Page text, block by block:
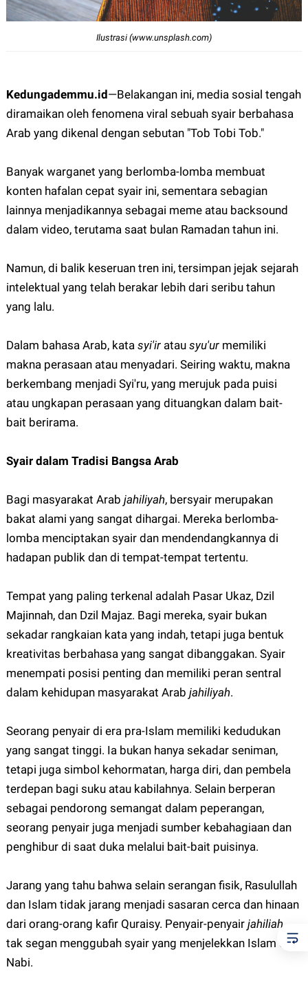
Ilustrasi (www.unsplash.com)
Kedungademmu.id—Belakangan ini, media sosial tengah
diramaikan oleh fenomena viral sebuah syair berbahasa
Arab yang dikenal dengan sebutan "Tob Tobi Tob."
Banyak warganet yang berlomba-lomba membuat
konten hafalan cepat syair ini, sementara sebagian
lainnya menjadikannya sebagai meme atau backsound
dalam video, terutama saat bulan Ramadan tahun ini.
Namun, di balik keseruan tren ini, tersimpan jejak sejarah
intelektual yang telah berakar lebih dari seribu tahun
yang lalu.
Dalam bahasa Arab, kata syi'ir atau syu'ur memiliki
makna perasaan atau menyadari. Seiring waktu, makna
berkembang menjadi Syi'ru, yang merujuk pada puisi
atau ungkapan perasaan yang dituangkan dalam bait-
bait berirama.
Syair dalam Tradisi Bangsa Arab
Bagi masyarakat Arab jahiliyah, bersyair merupakan
bakat alami yang sangat dihargai. Mereka berlomba-
lomba menciptakan syair dan mendendangkannya di
hadapan publik dan di tempat-tempat tertentu.
Tempat yang paling terkenal adalah Pasar Ukaz, Dzil
Majinnah, dan Dzil Majaz. Bagi mereka, syair bukan
sekadar rangkaian kata yang indah, tetapi juga bentuk
kreativitas berbahasa yang sangat dibanggakan. Syair
menempati posisi penting dan memiliki peran sentral
dalam kehidupan masyarakat Arab jahiliyah.
Seorang penyair di era pra-Islam memiliki kedudukan
yang sangat tinggi. Ia bukan hanya sekadar seniman,
tetapi juga simbol kehormatan, harga diri, dan pembela
terdepan bagi suku atau kabilahnya. Selain berperan
sebagai pendorong semangat dalam peperangan,
seorang penyair juga menjadi sumber kebahagiaan dan
penghibur di saat duka melalui bait-bait puisinya.
Jarang yang tahu bahwa selain serangan fisik, Rasulullah
dan Islam tidak jarang menjadi sasaran cerca dan hinaan
dari orang-orang kafir Quraisy. Penyair-penyair jahiliah
tak segan menggubah syair yang menjelekkan Islam dan
Nabi.